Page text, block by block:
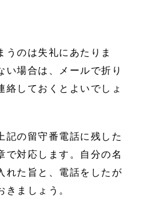
うのは失礼にあたりま
い場合は、メールで折り
絡しておくとよいでしょ
記の留守番電話に残した
で対応します。自分の名
れた旨と、電話をしたが
ましょう。